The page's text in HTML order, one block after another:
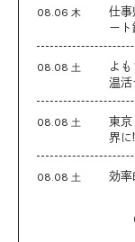
08.06 木
仕事
ート
08.08 土
よ
温活
08.08 土
東京
界に
08.08 土 効率